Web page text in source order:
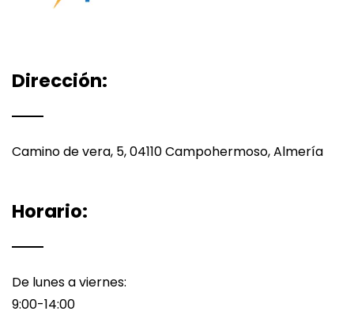
Dirección:
Camino de vera, 5, 04110 Campohermoso, Almería
Horario:
De lunes a viernes:
9:00-14:00